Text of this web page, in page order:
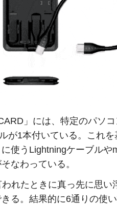
」には、特定のパソ
が1本付いている。これ
使うLightningケーブル
なわっている。
れたときに真っ先に思い
る。結果的に6通りの使